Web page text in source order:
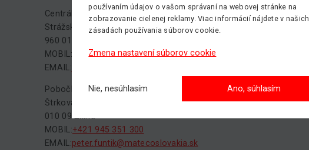
Centrála ZVOLEN
Strážska cesta 7892
960 01 Zvolen
MOBIL: +421 945 351 301
EMAIL:
Pobočka ŽILINA
Štrková 19
010 09 Žilina
MOBIL:+421 945 351 300
EMAIL:peter.funtik@matecoslovakia.sk
používaním údajov o vašom správaní na webovej stránke na
zobrazovanie cielenej reklamy. Viac informácií nájdete v našich
zásadách používania súborov cookie.
Zmena nastavení súborov cookie
Nie, nesúhlasím Ano, súhlasím